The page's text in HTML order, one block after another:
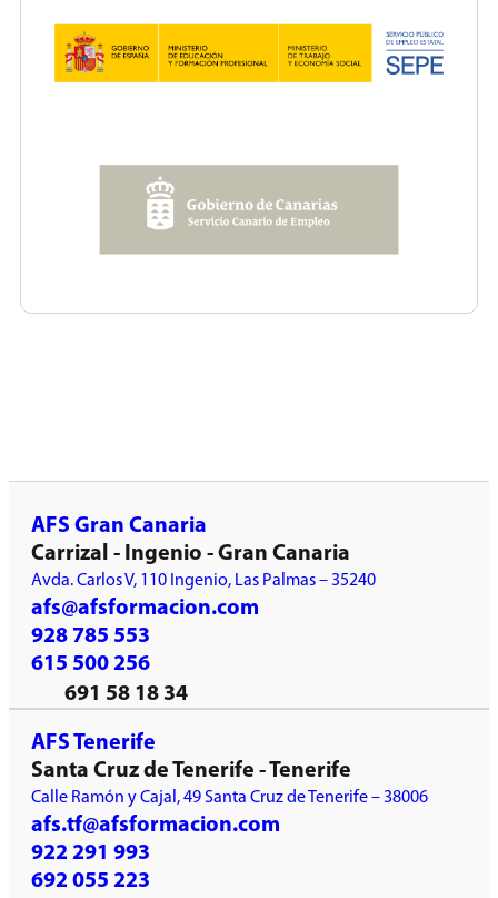
AFS Gran Canaria
Carrizal - Ingenio - Gran Canaria
Avda. Carlos V, 110 Ingenio, Las Palmas – 35240
afs@afsformacion.com
928 785 553
615 500 256
691 58 18 34
AFS Tenerife
Santa Cruz de Tenerife - Tenerife
Calle Ramón y Cajal, 49 Santa Cruz de Tenerife – 38006
afs.tf@afsformacion.com
922 291 993
692 055 223